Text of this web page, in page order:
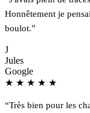
Honnêtement je
boulot.”
J
Jules
Google
★ ★ ★ ★ ★
“Très bien pour les